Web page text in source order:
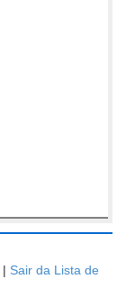
| Sair da Lista de